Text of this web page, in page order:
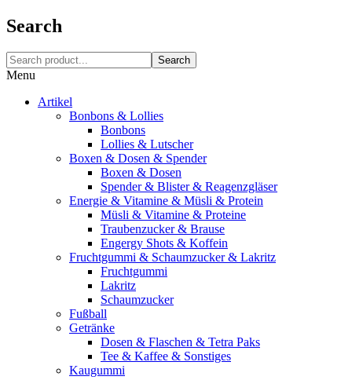
Search
Search
Menu
Artikel
Bonbons & Lollies
Bonbons
Lollies & Lutscher
Boxen & Dosen & Spender
Boxen & Dosen
Spender & Blister & Reagenzgläser
Energie & Vitamine & Müsli & Protein
Müsli & Vitamine & Proteine
Traubenzucker & Brause
Engergy Shots & Koffein
Fruchtgummi & Schaumzucker & Lakritz
Fruchtgummi
Lakritz
Schaumzucker
Fußball
Getränke
Dosen & Flaschen & Tetra Paks
Tee & Kaffee & Sonstiges
Kaugummi